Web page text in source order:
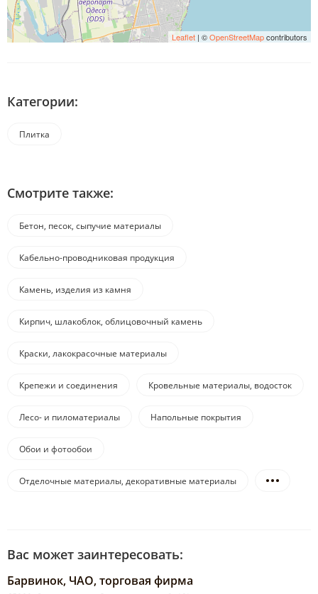
Leaflet | ©OpenStreetMapcontributors
Категории:
Плитка
Смотрите также:
Бетон, песок, сыпучие материалы
Кабельно-проводниковая продукция
Камень, изделия из камня
Кирпич, шлакоблок, облицовочный камень
Краски, лакокрасочные материалы
Крепежи и соединения Кровельные материалы, водосток
Лесо- и пиломатериалы Напольные покрытия
Обои и фотообои
Отделочные материалы, декоративные материалы
Вас может заинтересовать:
Барвинок, ЧАО, торговая фирма